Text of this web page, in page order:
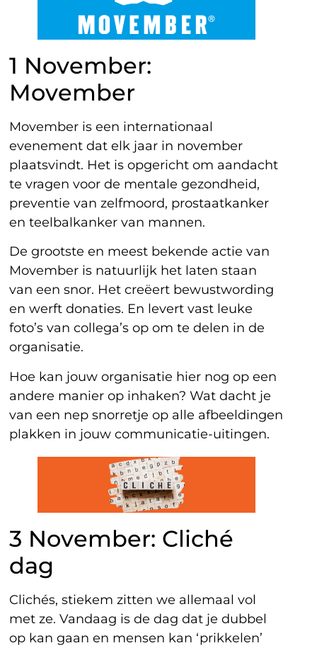
1 November:
Movember
Movember is een internationaal
evenement dat elk jaar in november
plaatsvindt. Het is opgericht om aandacht
te vragen voor de mentale gezondheid,
preventie van zelfmoord, prostaatkanker
en teelbalkanker van mannen.
De grootste en meest bekende actie van
Movember is natuurlijk het laten staan
van een snor. Het creëert bewustwording
en werft donaties. En levert vast leuke
foto’s van collega’s op om te delen in de
organisatie.
Hoe kan jouw organisatie hier nog op een
andere manier op inhaken? Wat dacht je
van een nep snorretje op alle afbeeldingen
plakken in jouw communicatie-uitingen.
3 November: Cliché
dag
Clichés, stiekem zitten we allemaal vol
met ze. Vandaag is de dag dat je dubbel
op kan gaan en mensen kan ‘prikkelen’